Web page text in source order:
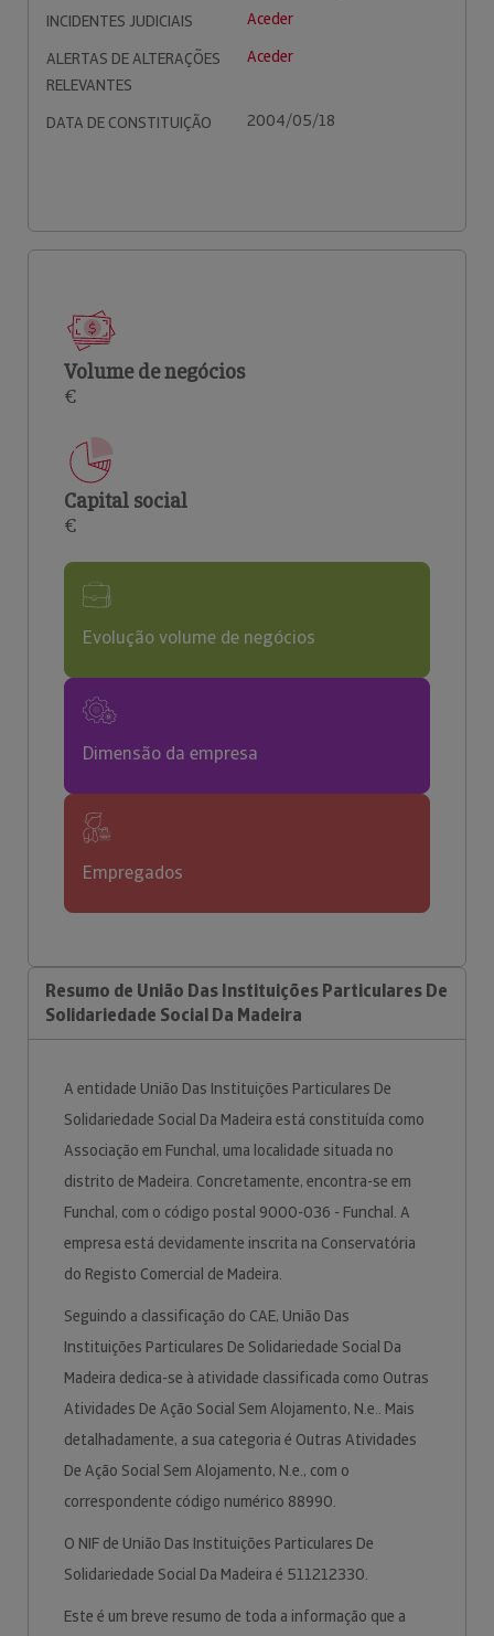
INCIDENTES JUDICIAIS
Aceder
ALERTAS DE ALTERAÇÕES
RELEVANTES
Aceder
DATA DE CONSTITUIÇÃO 2004/05/18
Volume de negócios
€
Capital social
€
Evolução volume de negócios
Dimensão da empresa
Empregados
Resumo de União Das Instituições Particulares De
Solidariedade Social Da Madeira
A entidade União Das Instituições Particulares De
Solidariedade Social Da Madeira está constituída como
Associação em Funchal, uma localidade situada no
distrito de Madeira. Concretamente, encontra-se em
Funchal, com o código postal 9000-036 - Funchal. A
empresa está devidamente inscrita na Conservatória
do Registo Comercial de Madeira.
Seguindo a classificação do CAE, União Das
Instituições Particulares De Solidariedade Social Da
Madeira dedica-se à atividade classificada como Outras
Atividades De Ação Social Sem Alojamento, N.e.. Mais
detalhadamente, a sua categoria é Outras Atividades
De Ação Social Sem Alojamento, N.e., com o
correspondente código numérico 88990.
O NIF de União Das Instituições Particulares De
Solidariedade Social Da Madeira é 511212330.
Este é um breve resumo de toda a informação que a